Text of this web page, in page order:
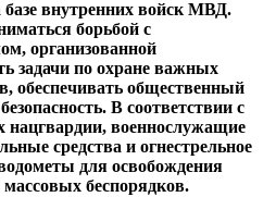
внутренних войск МВД.
борьбой с
организованной
задачи по охране важных
обеспечивать общественный
В соответствии с
нацгвардии, военнослужащие
средства и огнестрельное
для освобождения
беспорядков.